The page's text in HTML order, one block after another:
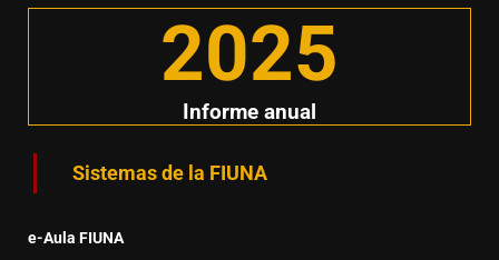
Informe anual
2025
Sistemas de la FIUNA
e-Aula FIUNA